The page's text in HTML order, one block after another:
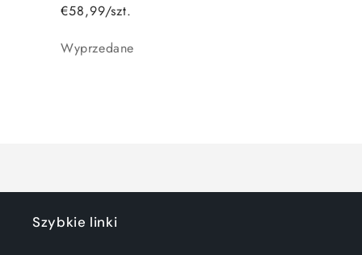
€58,99/szt.
Ilość
Wyprzedane
Szybkie linki